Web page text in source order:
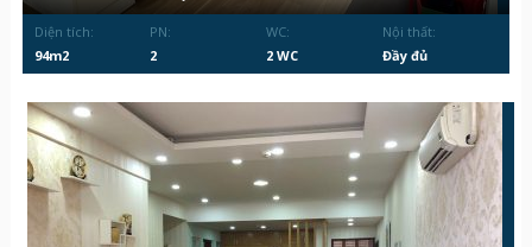
Diện tích:
94m2
PN:
2
WC:
2 WC
Nội thất:
Đầy đủ